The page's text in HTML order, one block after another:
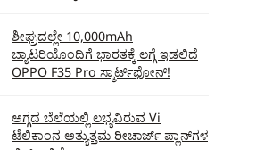
ಶೀಘ್ರದಲ್ಲೇ 10,000mAh
ಬ್ಯಾಟರಿಯೊಂದಿಗೆ ಭಾರತಕ್ಕೆ ಲಗ್ಗೆ ಇಡಲಿದೆ
OPPO F35 Pro ಸ್ಮಾರ್ಟ್‌ಫೋನ್‌!
ಅಗ್ಗದ ಬೆಲೆಯಲ್ಲಿ ಲಭ್ಯವಿರುವ Vi
ಟೆಲಿಕಾಂನ ಅತ್ಯುತ್ತಮ ರೀಚಾರ್ಜ್‌ ಪ್ಲಾನ್‌ಗಳ